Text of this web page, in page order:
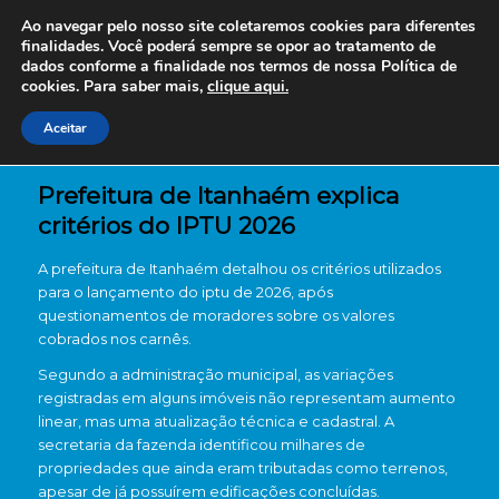
Prefeitura de Itanhaém explica
critérios do IPTU 2026
A prefeitura de Itanhaém detalhou os critérios utilizados
para o lançamento do iptu de 2026, após
questionamentos de moradores sobre os valores
cobrados nos carnês.
Segundo a administração municipal, as variações
registradas em alguns imóveis não representam aumento
linear, mas uma atualização técnica e cadastral. A
secretaria da fazenda identificou milhares de
propriedades que ainda eram tributadas como terrenos,
apesar de já possuírem edificações concluídas.
Ao navegar pelo nosso site coletaremos cookies para diferentes
finalidades. Você poderá sempre se opor ao tratamento de
dados conforme a finalidade nos termos de nossa Política de
cookies. Para saber mais, clique aqui.
Aceitar